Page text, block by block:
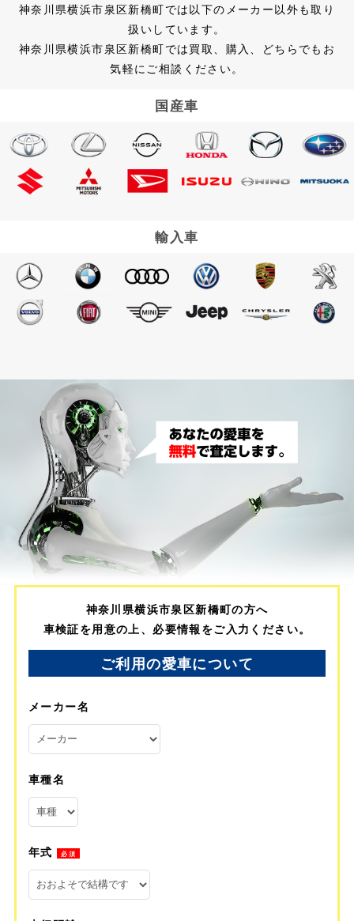
神奈川県横浜市泉区新橋町では以下のメーカー以外も取り
扱いしています。
神奈川県横浜市泉区新橋町では買取、購入、どちらでもお
気軽にご相談ください。
国産車
輸入車
神奈川県横浜市泉区新橋町の方へ
車検証を用意の上、必要情報をご入力ください。
ご利用の愛車について
メーカー名
車種名
年式 必須